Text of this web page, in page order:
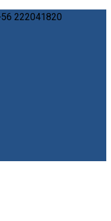
222041820